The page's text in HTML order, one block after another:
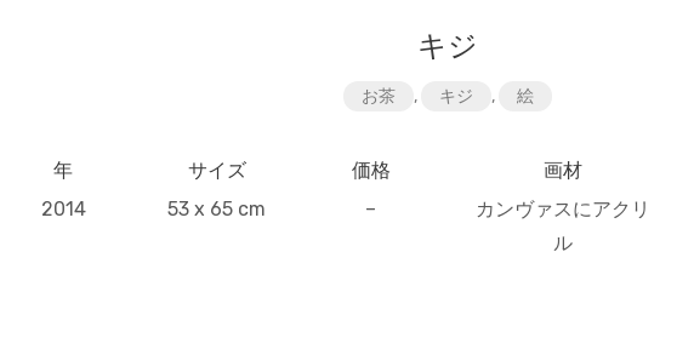
キジ
お茶 , キジ , 絵
年
2014
サイズ
53 x 65 cm
価格
–
画材
カンヴァスにアクリ
ル